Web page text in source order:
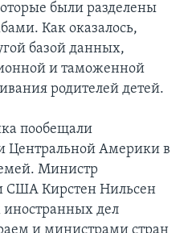
были разделены
Как оказалось,
базой данных,
и таможенной
родителей детей.
пообещали
Центральной Америки в
Министр
США Кирстен Нильсен
иностранных дел